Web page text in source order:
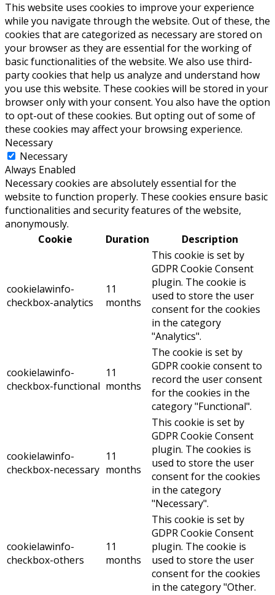
This website uses cookies to improve your experience
while you navigate through the website. Out of these, the
cookies that are categorized as necessary are stored on
your browser as they are essential for the working of
basic functionalities of the website. We also use third-
party cookies that help us analyze and understand how
you use this website. These cookies will be stored in your
browser only with your consent. You also have the option
to opt-out of these cookies. But opting out of some of
these cookies may affect your browsing experience.
Necessary
Necessary
Always Enabled
Necessary cookies are absolutely essential for the
website to function properly. These cookies ensure basic
functionalities and security features of the website,
anonymously.
Cookie
Duration Description
cookielawinfo-
checkbox-analytics
11
months
This cookie is set by
GDPR Cookie Consent
plugin. The cookie is
used to store the user
consent for the cookies
in the category
"Analytics".
cookielawinfo-
checkbox-functional
11
months
The cookie is set by
GDPR cookie consent to
record the user consent
for the cookies in the
category "Functional".
cookielawinfo-
checkbox-necessary
11
months
This cookie is set by
GDPR Cookie Consent
plugin. The cookies is
used to store the user
consent for the cookies
in the category
"Necessary".
cookielawinfo-
checkbox-others
11
months
This cookie is set by
GDPR Cookie Consent
plugin. The cookie is
used to store the user
consent for the cookies
in the category "Other.